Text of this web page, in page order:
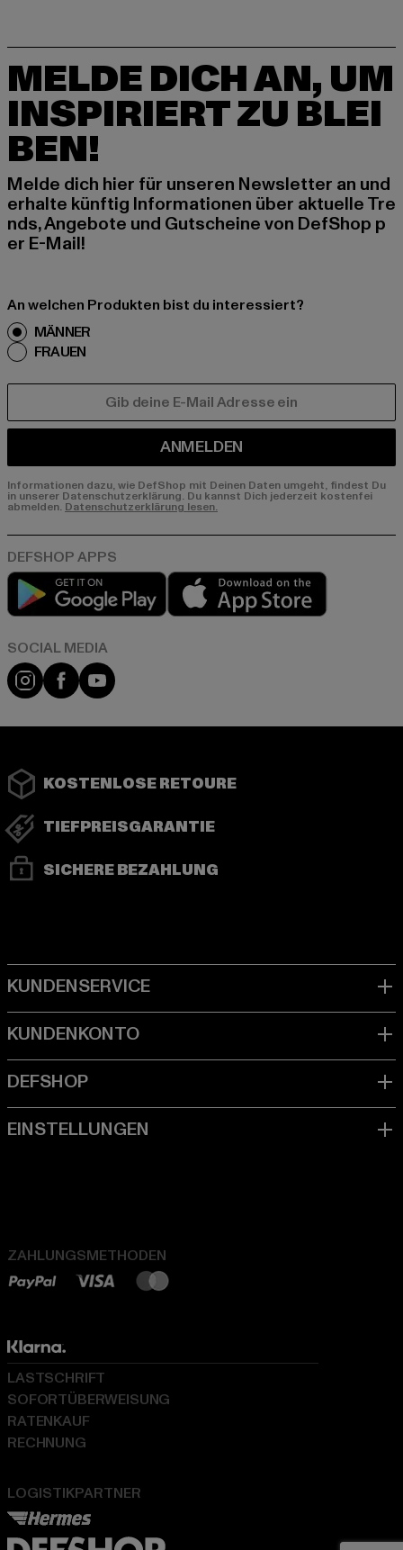
MELDE DICH AN, UM
INSPIRIERT ZU BLEI
BEN!
Melde dich hier für unseren Newsletter an und
erhalte künftig Informationen über aktuelle Tre
nds, Angebote und Gutscheine von DefShop p
er E-Mail!
An welchen Produkten bist du interessiert?
MÄNNER
FRAUEN
ANMELDEN
Informationen dazu, wie DefShop mit Deinen Daten umgeht, findest Du
in unserer Datenschutzerklärung. Du kannst Dich jederzeit kostenfei
abmelden. Datenschutzerklärung lesen.
Play market
Instagram
FacebookYouTube
KOSTENLOSE RETOURE
TIEFPREISGARANTIE
SICHERE BEZAHLUNG
ZAHLUNGSMETHODEN
LOGISTIKPARTNER
LASTSCHRIFT
SOFORTÜBERWEISUNG
RATENKAUF
RECHNUNG